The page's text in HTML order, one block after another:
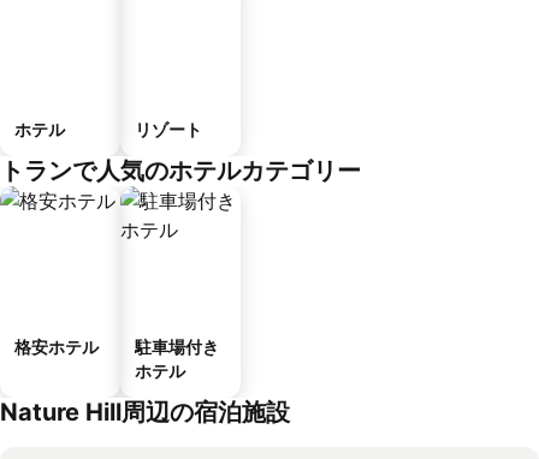
ホテル リゾート
トランで人気のホテルカテゴリー
格安ホテル
駐車場付き
ホテル
Nature Hill周辺の宿泊施設